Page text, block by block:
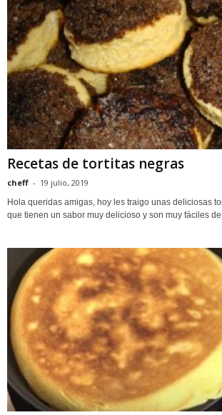
Recetas de tortitas negras
cheff - 19 julio, 2019
Hola queridas amigas, hoy les traigo unas deliciosas
que tienen un sabor muy delicioso y son muy fáciles